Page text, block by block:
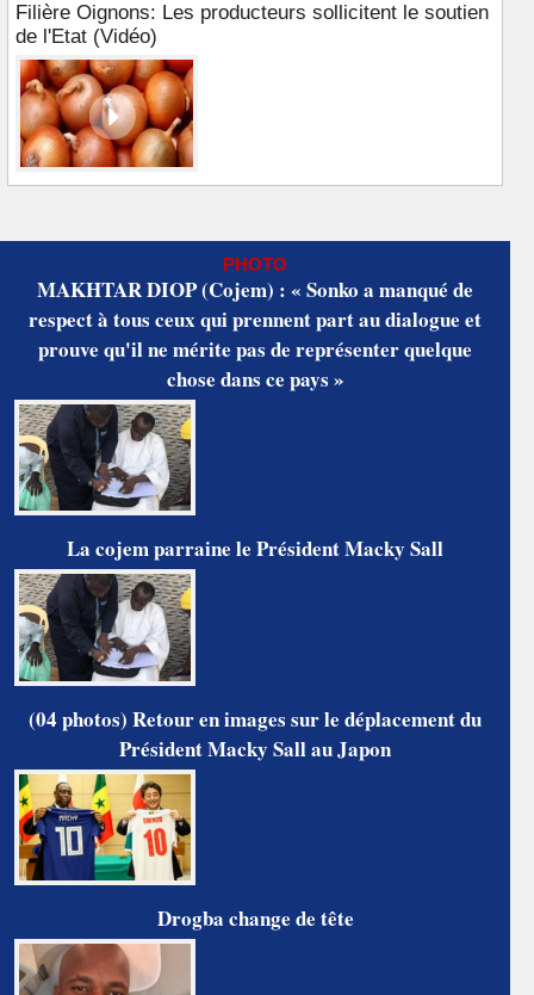
Filière Oignons: Les producteurs sollicitent le soutien
de l'Etat (Vidéo)
PHOTO
MAKHTAR DIOP (Cojem) : « Sonko a manqué de
respect à tous ceux qui prennent part au dialogue et
prouve qu'il ne mérite pas de représenter quelque
chose dans ce pays »
La cojem parraine le Président Macky Sall
(04 photos) Retour en images sur le déplacement du
Président Macky Sall au Japon
Drogba change de tête